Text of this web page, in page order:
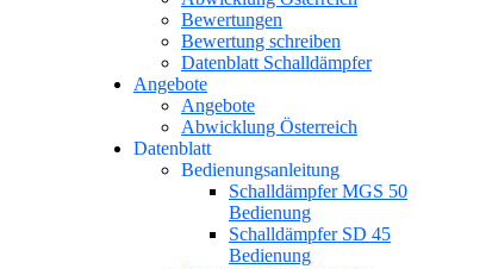
Bewertungen
Bewertung schreiben
Datenblatt Schalldämpfer
Angebote
Angebote
Abwicklung Österreich
Datenblatt
Bedienungsanleitung
Schalldämpfer MGS 50
Bedienung
Schalldämpfer SD 45
Bedienung